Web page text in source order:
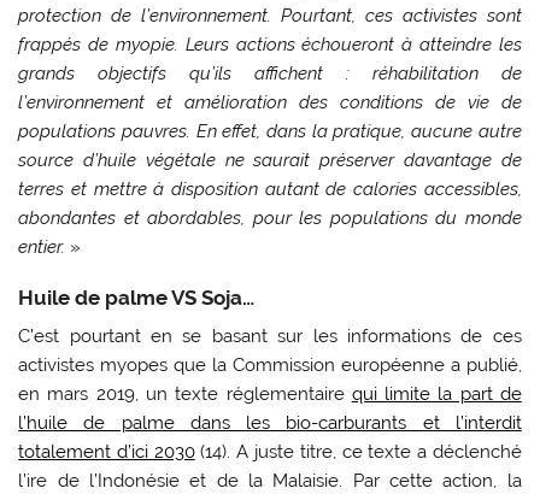
protection de l’environnement. Pourtant, ces activistes sont
frappés de myopie. Leurs actions échoueront à atteindre les
grands objectifs qu’ils affichent : réhabilitation de
l’environnement et amélioration des conditions de vie de
populations pauvres. En effet, dans la pratique, aucune autre
source d’huile végétale ne saurait préserver davantage de
terres et mettre à disposition autant de calories accessibles,
abondantes et abordables, pour les populations du monde
entier. »
Huile de palme VS Soja…
C’est pourtant en se basant sur les informations de ces
activistes myopes que la Commission européenne a publié,
en mars 2019, un texte réglementaire qui limite la part de
l’huile de palme dans les bio-carburants et l’interdit
totalement d’ici 2030(14). A juste titre, ce texte a déclenché
l’ire de l’Indonésie et de la Malaisie. Par cette action, la